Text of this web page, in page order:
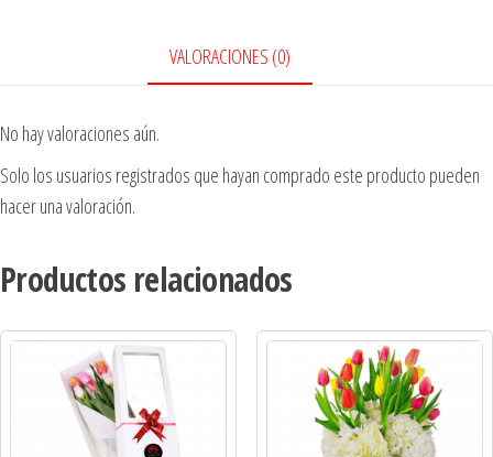
VALORACIONES (0)
No hay valoraciones aún.
Solo los usuarios registrados que hayan comprado este producto pueden
hacer una valoración.
Productos relacionados